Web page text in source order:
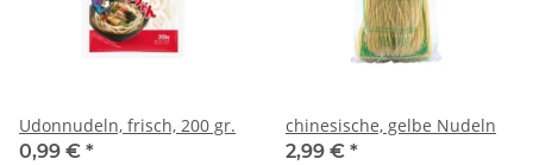
Udonnudeln, frisch, 200 gr.
0,99 € *
chinesische, gelbe Nudeln
2,99 € *